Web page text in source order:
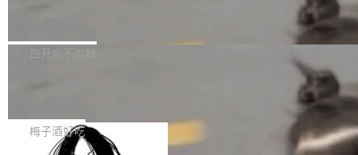
获配9...
题，该问题可能导致在旧版 Linux 内核...
P）！这一里程碑不仅标志着 Fluss 迈入新的发
长期停止内容更新，未能实现其作为“AI版维基百
提交的编辑请求也长期处于待处理状态。 Groki
pedia 于去年底上线，定位为由人工智能生成内
白开水不加糖
是这样的：配 MessageSource 的 Bean、写 R
eloadableResourceBundleMessageSource、
梅子酒好吃